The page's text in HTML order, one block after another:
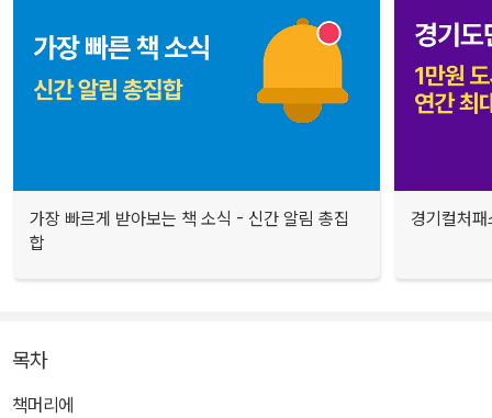
가장 빠르게 받아보는 책 소식 - 신간 알림 총집
합
경기컬처
목차
책머리에